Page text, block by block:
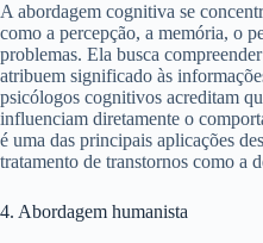
A abordagem cognitiva se
como a percepção, a memória, o
problemas. Ela busca
atribuem significado às
psicólogos cognitivos acreditam
influenciam diretamente o
é uma das principais aplicações
tratamento de transtornos como a
4. Abordagem humanista